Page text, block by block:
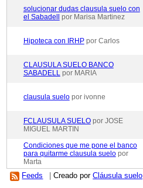
solucionar dudas clausula suelo con
el Sabadell
por Marisa Martinez
Hipoteca con IRHP por Carlos
CLAUSULA SUELO BANCO
SABADELL por MARIA
clausula suelo por ivonne
FCLAUSULA SUELO por JOSE
MIGUEL MARTIN
Condiciones que me pone el banco
para quitarme clausula suelo por
Marta
Feeds Creado porCláusula suelo